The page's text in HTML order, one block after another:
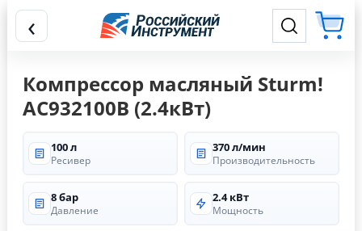
‹
Компрессор масляный Sturm!
AC932100B (2.4кВт)
100 л
Ресивер
370 л/мин
Производительность
8 бар
Давление
2.4 кВт
Мощность